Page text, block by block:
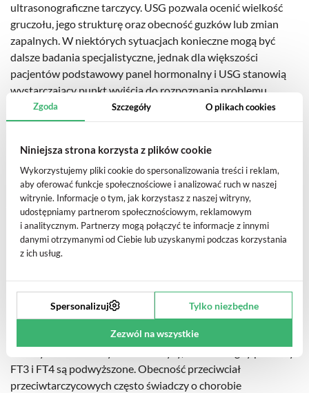
ultrasonograficzne tarczycy. USG pozwala ocenić wielkość
gruczołu, jego strukturę oraz obecność guzków lub zmian
zapalnych. W niektórych sytuacjach konieczne mogą być
dalsze badania specjalistyczne, jednak dla większości
pacjentów podstawowy panel hormonalny i USG stanowią
wystarczający punkt wyjścia do rozpoznania problemu.
Jak interpretować wyniki badań tarczycy
i kiedy zgłosić się do lekarza?
Interpretacja wyników badań tarczycy powinna zawsze
uwzględniać zarówno wartości laboratoryjne, jak i objawy
pacjenta. Sam wynik nie zawsze daje pełny obraz sytuacji,
dlatego nie należy wyciągać daleko idących wniosków bez
Podwyższone TSH najczęściej sugeruje niedoczynność
tarczycy, szczególnie jeśli jednocześnie obserwuje się
obniżone wartości FT4. Natomiast niskie TSH może
FT3 i FT4 są podwyższone. Obecność przeciwciał
przeciwtarczycowych często świadczy o chorobie
Zgoda Szczegóły O plikach cookies
Niniejsza strona korzysta z plików cookie
Wykorzystujemy pliki cookie do spersonalizowania treści i reklam,
aby oferować funkcje społecznościowe i analizować ruch w naszej
witrynie. Informacje o tym, jak korzystasz z naszej witryny,
udostępniamy partnerom społecznościowym, reklamowym
i analitycznym. Partnerzy mogą połączyć te informacje z innymi
danymi otrzymanymi od Ciebie lub uzyskanymi podczas korzystania
z ich usług.
Spersonalizuj Tylko niezbędne
Zezwól na wszystkie